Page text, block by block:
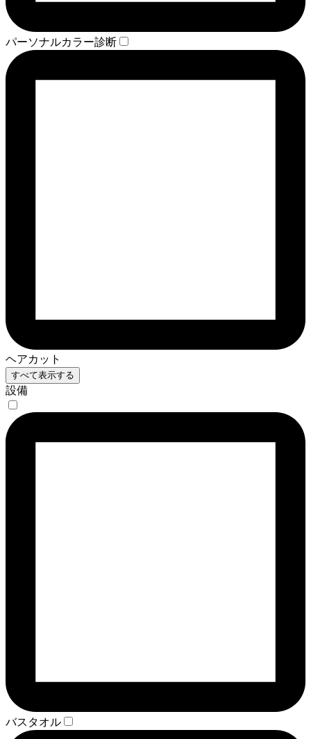
パーソナルカラー診断
ヘアカット
すべて表示する
設備
バスタオル